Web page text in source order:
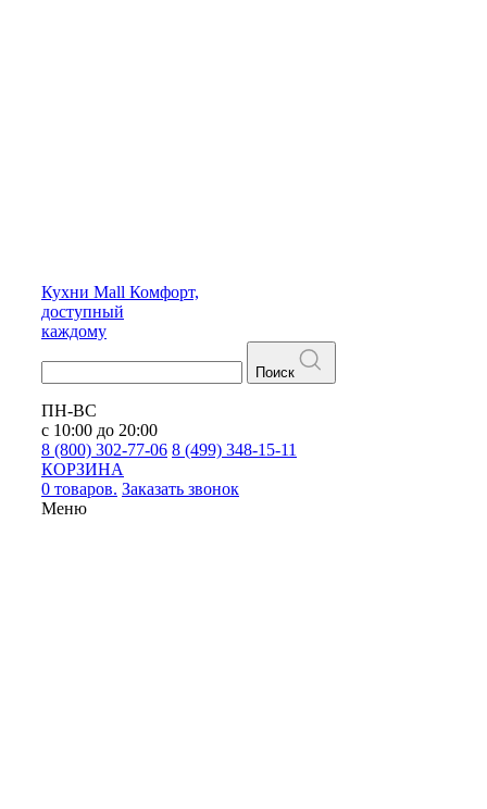
Кухни Mall Комфорт,
доступный
каждому
Поиск
ПН-ВС
с 10:00 до 20:00
8 (800) 302-77-06 8 (499) 348-15-11
КОРЗИНА
0 товаров. Заказать звонок
Меню